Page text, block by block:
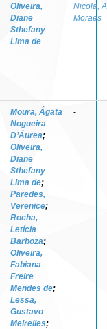
Oliveira,
Diane
Sthefany
Lima de
Nicola,
Moraes
Moura, Ágata
Nogueira
D’Áurea;
Oliveira,
Diane
Sthefany
Lima de;
Paredes,
Verenice;
Rocha,
Letícia
Barboza;
Oliveira,
Fabiana
Freire
Mendes de;
Lessa,
Gustavo
Meirelles;
-